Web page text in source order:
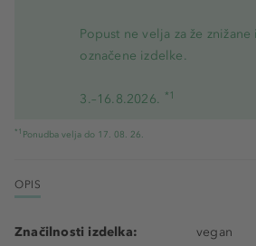
Popust ne velja za že
označene izdelke.
3.–16.8.2026. *1
*1 Ponudba velja do 17. 08. 26.
OPIS
Značilnosti izdelka:
vegan